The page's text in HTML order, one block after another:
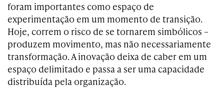
foram importantes como espaço de
experimentação em um momento de transição.
Hoje, correm o risco de se tornarem simbólicos –
produzem movimento, mas não necessariamente
transformação. A inovação deixa de caber em um
espaço delimitado e passa a ser uma capacidade
distribuída pela organização.